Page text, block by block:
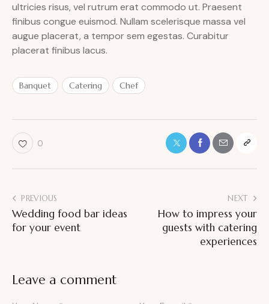
ultricies risus, vel rutrum erat commodo ut. Praesent
finibus congue euismod. Nullam scelerisque massa vel
augue placerat, a tempor sem egestas. Curabitur
placerat finibus lacus.
Banquet Catering Chef
0
PREVIOUS
Wedding food bar ideas
for your event
NEXT
How to impress your
guests with catering
experiences
Leave a comment